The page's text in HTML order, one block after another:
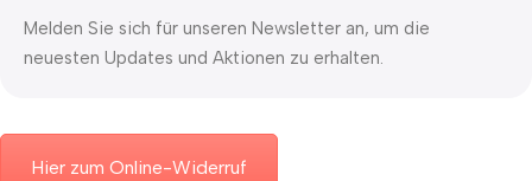
Melden Sie sich für unseren Newsletter an, um die
neuesten Updates und Aktionen zu erhalten.
Hier zum Online-Widerruf